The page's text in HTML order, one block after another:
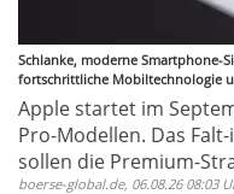
Schlanke, moderne Smartphone-
fortschrittliche Mobiltechnologie
Apple startet im
Pro-Modellen. Das
sollen die Premium-
boerse-global.de, 06.08.26 08:03